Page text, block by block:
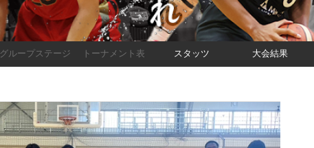
グループステージ トーナメント表 スタッツ 大会結果